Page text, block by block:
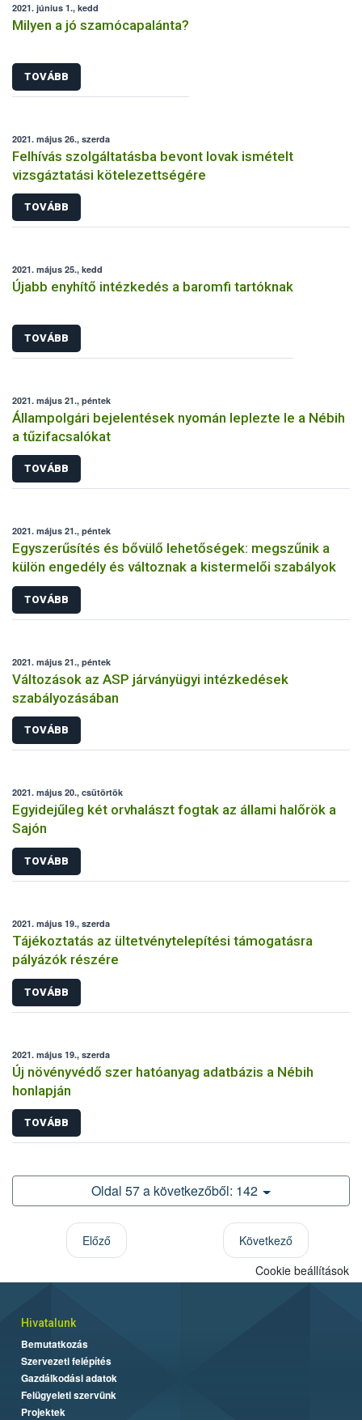
2021. június 1., kedd
Milyen a jó szamócapalánta?
TOVÁBB
2021. május 26., szerda
Felhívás szolgáltatásba bevont lovak ismételt
vizsgáztatási kötelezettségére
TOVÁBB
2021. május 25., kedd
Újabb enyhítő intézkedés a baromfi tartóknak
TOVÁBB
2021. május 21., péntek
Állampolgári bejelentések nyomán leplezte le a Nébih
a tűzifacsalókat
TOVÁBB
2021. május 21., péntek
Egyszerűsítés és bővülő lehetőségek: megszűnik a
külön engedély és változnak a kistermelői szabályok
TOVÁBB
2021. május 21., péntek
Változások az ASP járványügyi intézkedések
szabályozásában
TOVÁBB
2021. május 20., csütörtök
Egyidejűleg két orvhalászt fogtak az állami halőrök a
Sajón
TOVÁBB
2021. május 19., szerda
Tájékoztatás az ültetvénytelepítési támogatásra
pályázók részére
TOVÁBB
2021. május 19., szerda
Új növényvédő szer hatóanyag adatbázis a Nébih
honlapján
TOVÁBB
Oldal 57 a következőből: 142
Előző
Következő
Cookie beállítások
Hivatalunk
Bemutatkozás
Szervezeti felépítés
Gazdálkodási adatok
Felügyeleti szervünk
Projektek